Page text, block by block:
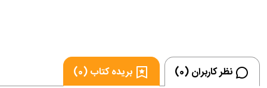
نظر کاربران (0) بریده کتاب (0)